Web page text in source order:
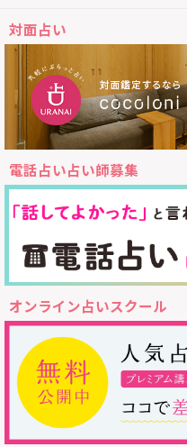
対面占い
電話占い占い師募集
オンライン占いスクール